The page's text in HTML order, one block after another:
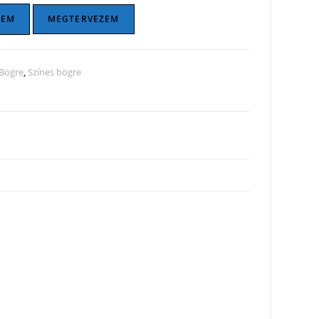
MEGTERVEZEM
Bögre, Színes bögre